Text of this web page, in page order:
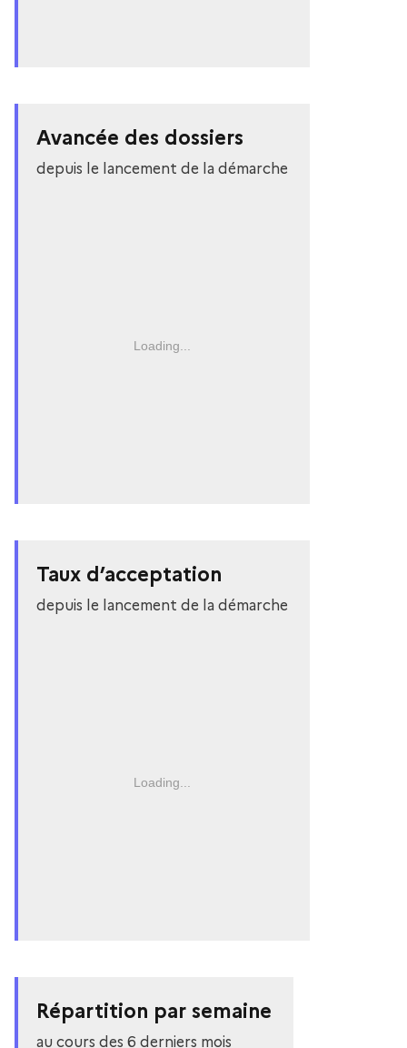
Avancée des dossiers
depuis le lancement de la démarche
Loading...
Taux d’acceptation
depuis le lancement de la démarche
Loading...
Répartition par semaine
au cours des 6 derniers mois